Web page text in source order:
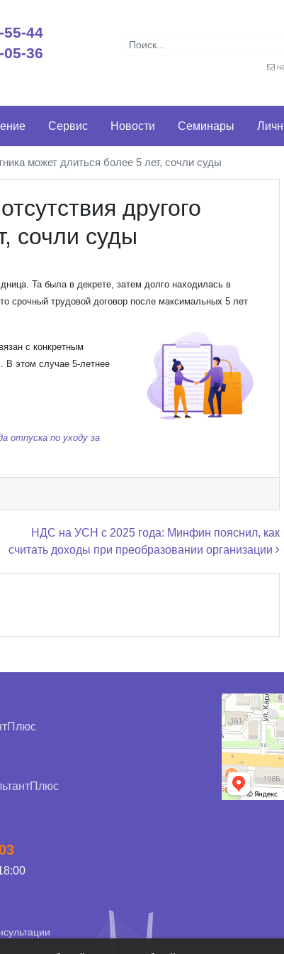
55-44
05-36
Сервис Новости Семинары
может длиться более 5 лет, сочли суды
другого
сочли суды
Та была в декрете, затем долго находилась в
срочный трудовой договор после максимальных 5 лет
с конкретным
В этом случае 5-летнее
отпуска по уходу за
НДС на УСН с 2025 года: Минфин пояснил, как
считать доходы при преобразовании организации